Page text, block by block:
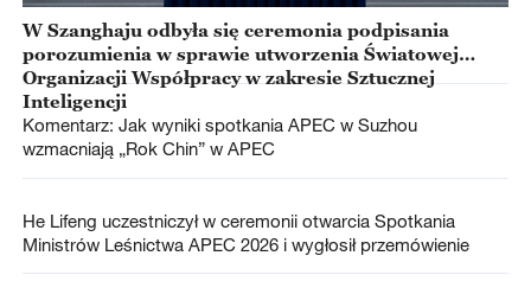
W Szanghaju odbyła się ceremonia podpisania
porozumienia w sprawie utworzenia Światowej
Organizacji Współpracy w zakresie Sztucznej
Inteligencji
Komentarz: Jak wyniki spotkania APEC w Suzhou
wzmacniają „Rok Chin” w APEC
He Lifeng uczestniczył w ceremonii otwarcia Spotkania
Ministrów Leśnictwa APEC 2026 i wygłosił przemówienie